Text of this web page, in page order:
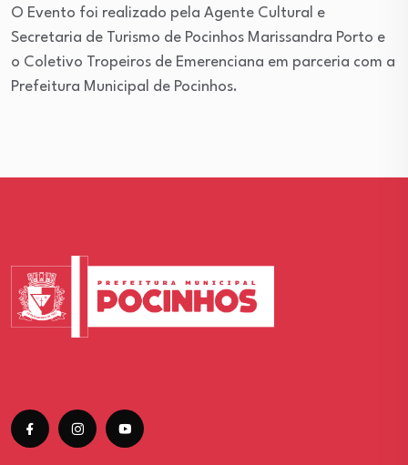
O Evento foi realizado pela Agente Cultural e
Secretaria de Turismo de Pocinhos Marissandra Porto e
o Coletivo Tropeiros de Emerenciana em parceria com a
Prefeitura Municipal de Pocinhos.